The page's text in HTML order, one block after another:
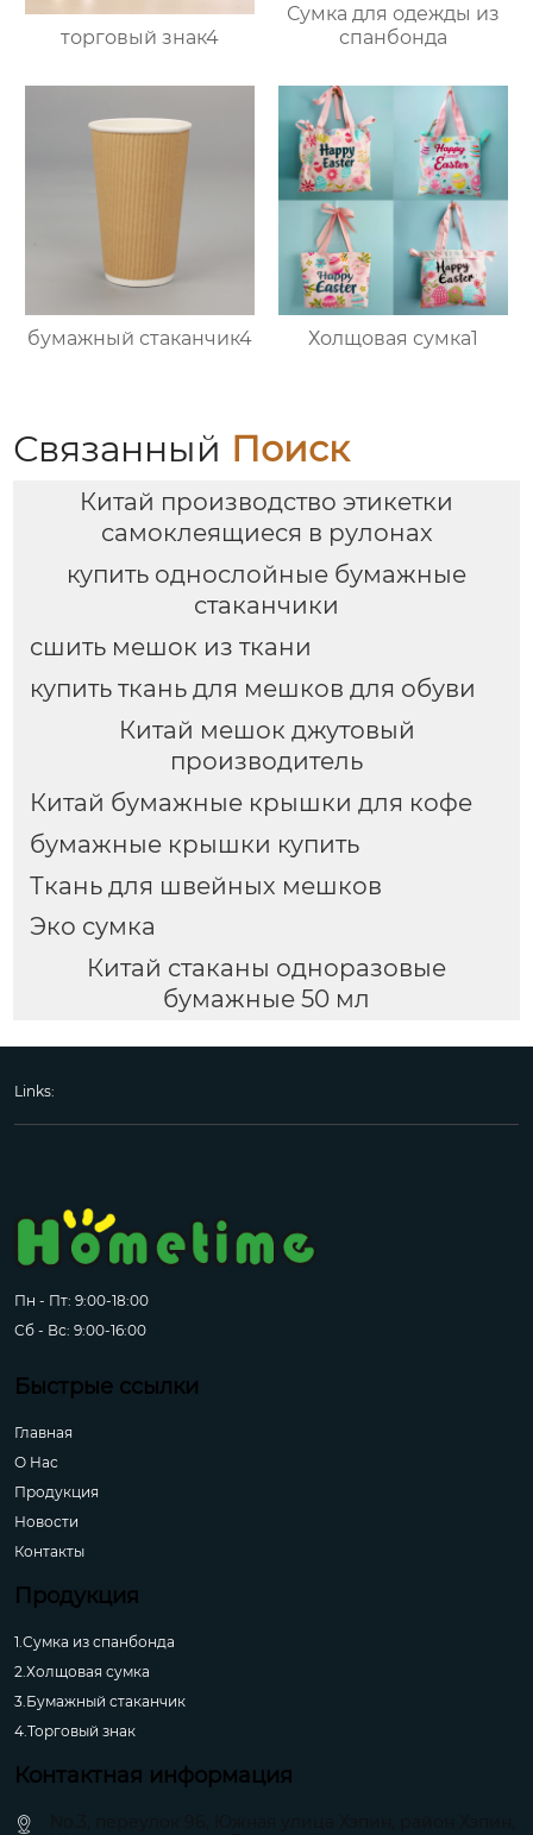
торговый знак4
Сумка для одежды из
спанбонда
бумажный стаканчик4 Холщовая сумка1
Связанный Поиск
Китай производство этикетки
самоклеящиеся в рулонах
купить однослойные бумажные
стаканчики
сшить мешок из ткани
купить ткань для мешков для обуви
Китай мешок джутовый
производитель
Китай бумажные крышки для кофе
бумажные крышки купить
Ткань для швейных мешков
Эко сумка
Китай стаканы одноразовые
бумажные 50 мл
Links:
Пн - Пт: 9:00-18:00
Сб - Вс: 9:00-16:00
Быстрые ссылки
Главная
О Hас
Продукция
Новости
Контакты
Продукция
1.Сумка из спанбонда
2.Холщовая сумка
3.Бумажный стаканчик
4.Торговый знак
Контактная информация